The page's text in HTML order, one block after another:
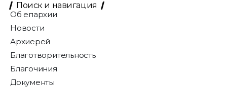
Поиск и навигация
Об епархии
Новости
Архиерей
Благотворительность
Благочиния
Документы